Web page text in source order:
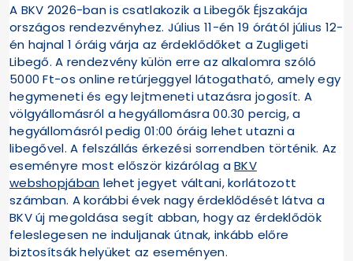
A BKV 2026-ban is csatlakozik a Libegők Éjszakája
országos rendezvényhez. Július 11-én 19 órától július 12-
én hajnal 1 óráig várja az érdeklődőket a Zugligeti
Libegő. A rendezvény külön erre az alkalomra szóló
5000 Ft-os online retúrjeggyel látogatható, amely egy
hegymeneti és egy lejtmeneti utazásra jogosít. A
völgyállomásról a hegyállomásra 00.30 percig, a
hegyállomásról pedig 01:00 óráig lehet utazni a
libegővel. A felszállás érkezési sorrendben történik. Az
eseményre most először kizárólag aBKV
webshopjában lehet jegyet váltani, korlátozott
számban. A korábbi évek nagy érdeklődését látva a
BKV új megoldása segít abban, hogy az érdeklődök
feleslegesen ne induljanak útnak, inkább előre
biztosítsák helyüket az eseményen.